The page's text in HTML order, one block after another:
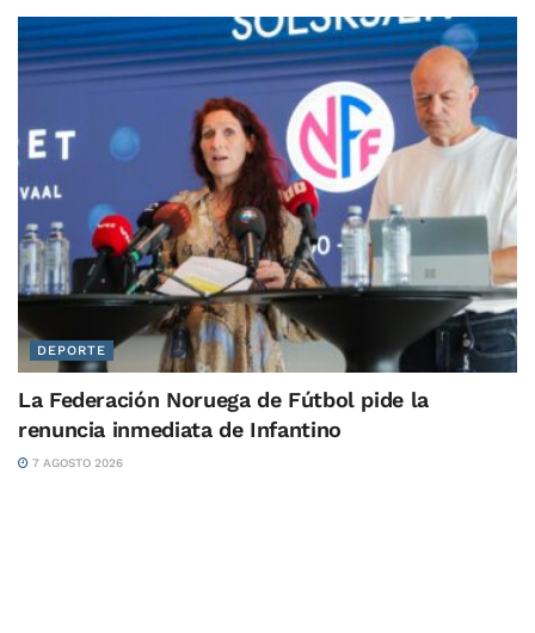
DEPORTE
La Federación Noruega de Fútbol pide la
renuncia inmediata de Infantino
7 AGOSTO 2026